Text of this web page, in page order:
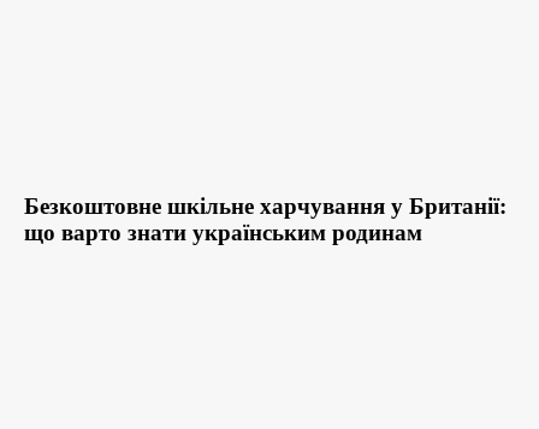
Безкоштовне шкільне харчування у Британії:
що варто знати українським родинам